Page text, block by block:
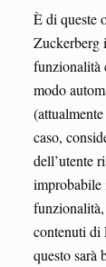
È di queste
Zuckerberg
funzionalità
modo
caso,
dell’utente
improbabile
contenuti di
questo sarà